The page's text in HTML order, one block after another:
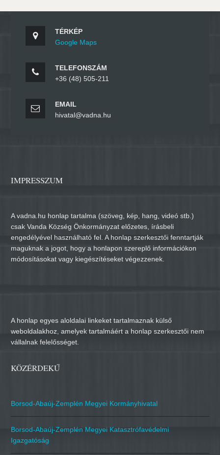
TÉRKÉP
Google Maps
TELEFONSZÁM
+36 (48) 505-211
EMAIL
hivatal@vadna.hu
IMPRESSZUM
A vadna.hu honlap tartalma (szöveg, kép, hang, videó stb.)
csak Vanda Község Önkormányzat előzetes, írásbeli
engedélyével használható fel. A honlap szerkesztői fenntartják
maguknak a jogot, hogy a honlapon szereplő információkon
módosításokat vagy kiegészítéseket végezzenek.
A honlap egyes aloldalai linkeket tartalmaznak külső
weboldalakhoz, amelyek tartalmáért a honlap szerkesztői nem
vállalnak felelősséget.
KÖZÉRDEKŰ
Borsod-Abaúj-Zemplén Megyei Kormányhivatal
Borsod-Abaúj-Zemplén Megyei Katasztrófavédelmi
Igazgatóság